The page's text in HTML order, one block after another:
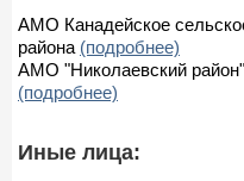
АМО Канадейское
района (подробнее)
АМО "Николаевский
(подробнее)
Иные лица: